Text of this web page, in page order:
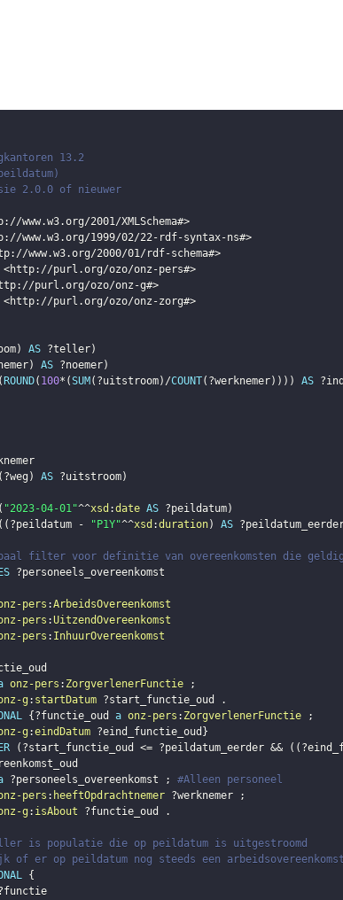
13.2
2.0.0 of nieuwer
www.w3.org/2001/XMLSchema#>
www.w3.org/1999/02/22-rdf-syntax-ns#>
www.w3.org/2000/01/rdf-schema#>
<http://purl.org/ozo/onz-pers#>
purl.org/ozo/onz-g#>
<http://purl.org/ozo/onz-zorg#>
) AS ?teller)
) AS ?noemer)
ROUND( 100* (SUM ( ?uitstroom) /COUNT( ?werknemer) ) ) ) AS
( ?weg ) AS ?uitstroom)
"2023-04-01"^^xsd :date AS ?peildatum)
( ?peildatum - "P1Y"^^xsd :duration) AS
filter voor definitie van overeenkomsten die
?personeels_overeenkomst
pers :ArbeidsOvereenkomst
pers :UitzendOvereenkomst
pers : InhuurOvereenkomst
onz-pers : ZorgverlenerFunctie
;
g : startDatum ?start_functie_oud
.
{ ?functie_oud a onz-pers : ZorgverlenerFunctie
;
g :eindDatum ?eind_functie_oud }
( ?start_functie_oud <= ?peildatum_eerder && ( (
?personeels_overeenkomst ;
#Alleen personeel
pers : heeftOpdrachtnemer ?werknemer
;
g : isAbout ?functie_oud
.
is populatie die op peildatum is uitgestroomd
of er op peildatum nog steeds een
{